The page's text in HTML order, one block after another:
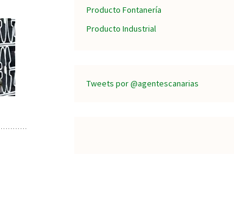
Producto Fontanería
Producto Industrial
Tweets por @agentescanarias